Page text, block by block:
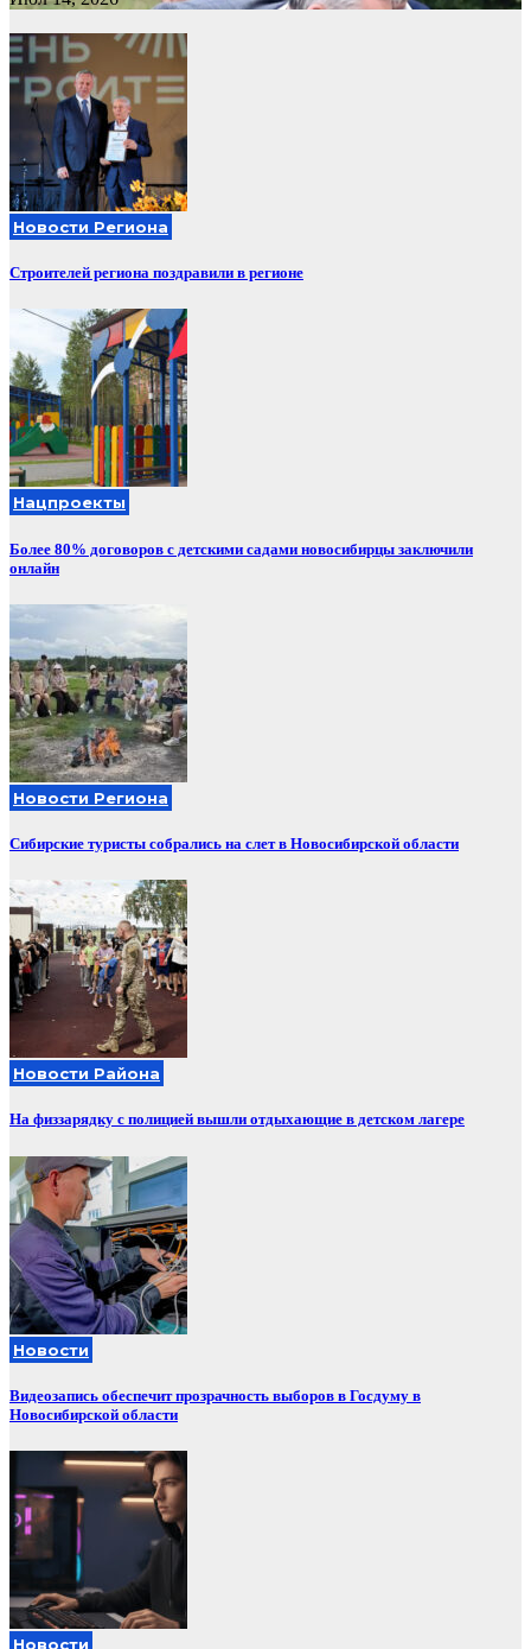
Новости Региона
Строителей региона поздравили в регионе
Нацпроекты
Более 80% договоров с детскими садами новосибирцы заключили
онлайн
Новости Региона
Сибирские туристы собрались на слет в Новосибирской области
Новости Района
На физзарядку с полицией вышли отдыхающие в детском лагере
Новости
Видеозапись обеспечит прозрачность выборов в Госдуму в
Новосибирской области
Новости